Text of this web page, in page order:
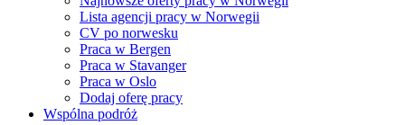
Lista agencji pracy w Norwegii
CV po norwesku
Praca w Bergen
Praca w Stavanger
Praca w Oslo
Dodaj oferę pracy
Wspólna podróż